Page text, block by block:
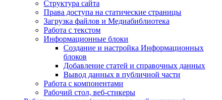
Структура сайта
Права доступа на статические страницы
Загрузка файлов и Медиабиблиотека
Работа с текстом
Информационные блоки
Создание и настройка Информационных
блоков
Добавление статей и справочных данных
Вывод данных в публичной части
Работа с компонентами
Рабочий стол, веб-стикеры